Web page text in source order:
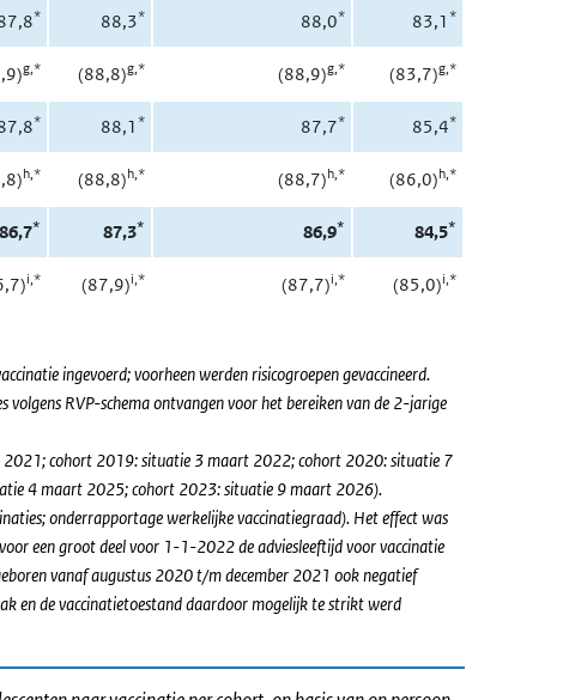
* 88,3* 88,0* 83,1*
g,* (88,8)g,* (88,9)g,* (83,7)g,*
* 88,1* 87,7* 85,4*
h,* (88,8)h,* (88,7)h,* (86,0)h,*
86,7* 87,3* 86,9* 84,5*
i,* (87,9)i,* (87,7)i,* (85,0)i,*
ingevoerd; voorheen werden risicogroepen gevaccineerd.
volgens RVP-schema ontvangen voor het bereiken van de 2-jarige
2021; cohort 2019: situatie 3 maart 2022; cohort 2020: situatie 7
4 maart 2025; cohort 2023: situatie 9 maart 2026).
onderrapportage werkelijke vaccinatiegraad). Het effect was
een groot deel voor 1-1-2022 de adviesleeftijd voor vaccinatie
vanaf augustus 2020 t/m december 2021 ook negatief
en de vaccinatietoestand daardoor mogelijk te strikt werd